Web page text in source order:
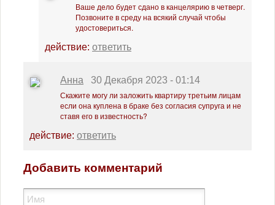
Проекты
Ваше дело будет сдано в канцелярию в четверг.
Позвоните в среду на всякий случай чтобы
удостовериться.
действие: ответить
Анна
30 Декабря 2023 - 01:14
Скажите могу ли заложить квартиру третьим лицам
если она куплена в браке без согласия супруга и не
ставя его в известность?
действие: ответить
Добавить комментарий